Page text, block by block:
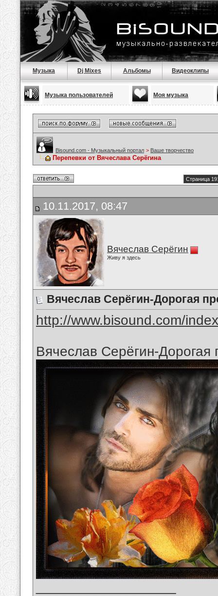
Музыка Dj Mixes Альбомы Видеоклипы
Музыка пользователей Моя музыка
Bisound.com - Музыкальный портал > Ваше творчество
Перепевки от Вячеслава Серёгина
Страница
10.11.2017, 08:47
Вячеслав Серёгин
Живу я здесь
Вячеслав Серёгин-Дорогая
http://www.bisound.com/
Вячеслав Серёгин-Дорогая